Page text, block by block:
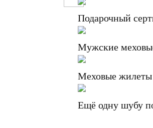
Подарочный
Мужские
Меховые жилеты
Ещё одну шубу